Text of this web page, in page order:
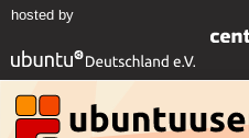
hosted by